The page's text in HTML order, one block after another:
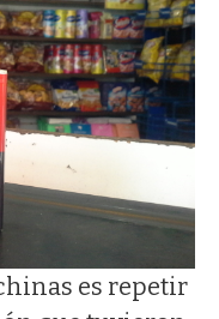
es repetir